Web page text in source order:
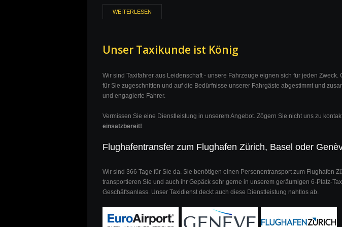
WEITERLESEN
Unser Taxikunde ist König
Wir sind Taxifahrer aus Leidenschaft - unsere Fahrzeuge eignen sich für jeden
für Sie zugeschnitten und auf die Bedürfnisse unserer Fahrgäste abgestimmt und
und engagierte Fahrer.
Vermissen Sie eine Dienstleistung in unserem Angebot. Zögern Sie nicht uns zu
einsatzbereit!
Flughafentransfer zum Flughafen Zürich, Basel oder
Wir sind 366 Tage für Sie da. Sie benötigen einen Personentransport zum Flughafen
transportieren Sie und auch ihr Gepäck sehr gerne in unserem geräumigen 6-Platz-
Geschäftsanlass. Unser Taxidienst deckt auch diese Dienstleistung nahtlos ab.